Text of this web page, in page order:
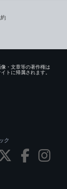
・文章等の著作権は
トに帰属されます。
ク